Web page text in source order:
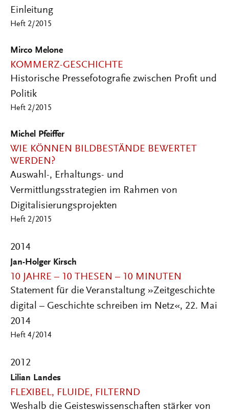
Einleitung
Heft 2/2015
Mirco Melone
KOMMERZ-GESCHICHTE
Historische Pressefotografie zwischen Profit und
Politik
Heft 2/2015
Michel Pfeiffer
WIE KÖNNEN BILDBESTÄNDE BEWERTET
WERDEN?
Auswahl-, Erhaltungs- und
Vermittlungsstrategien im Rahmen von
Digitalisierungsprojekten
Heft 2/2015
2014
Jan-Holger Kirsch
10 JAHRE – 10 THESEN – 10 MINUTEN
Statement für die Veranstaltung »Zeitgeschichte
digital – Geschichte schreiben im Netz«, 22. Mai
2014
Heft 4/2014
2012
Lilian Landes
FLEXIBEL, FLUIDE, FILTERND
Weshalb die Geisteswissenschaften stärker von